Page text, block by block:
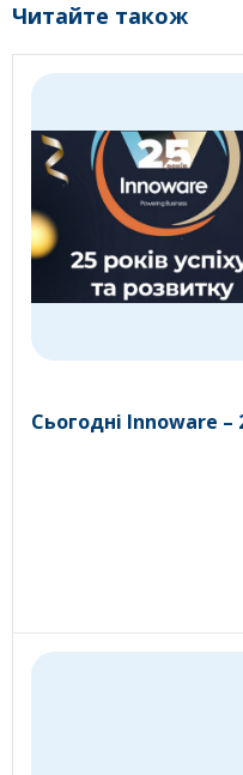
Читайте також
Сьогодні Innoware –